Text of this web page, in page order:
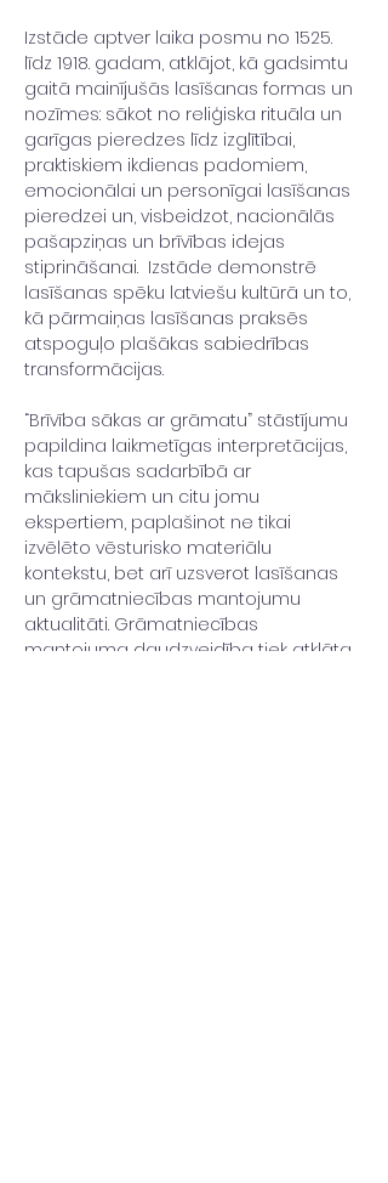
Izstāde aptver laika posmu no 1525.
līdz 1918. gadam, atklājot, kā gadsimtu
gaitā mainījušās lasīšanas formas un
nozīmes: sākot no reliģiska rituāla un
garīgas pieredzes līdz izglītībai,
praktiskiem ikdienas padomiem,
emocionālai un personīgai lasīšanas
pieredzei un, visbeidzot, nacionālās
pašapziņas un brīvības idejas
stiprināšanai.  Izstāde demonstrē
lasīšanas spēku latviešu kultūrā un to,
kā pārmaiņas lasīšanas praksēs
atspoguļo plašākas sabiedrības
transformācijas.
“Brīvība sākas ar grāmatu” stāstījumu
papildina laikmetīgas interpretācijas,
kas tapušas sadarbībā ar
māksliniekiem un citu jomu
ekspertiem, paplašinot ne tikai
izvēlēto vēsturisko materiālu
kontekstu, bet arī uzsverot lasīšanas
un grāmatniecības mantojumu
aktualitāti. Grāmatniecības
mantojuma daudzveidība tiek atklāta…